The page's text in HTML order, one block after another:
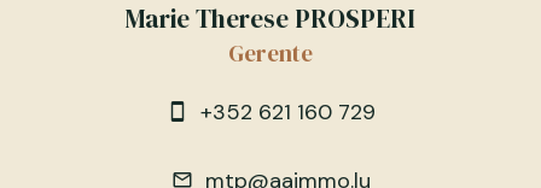
Marie Therese PROSPERI
Gerente
+352 621 160 729
mtp@aaimmo.lu